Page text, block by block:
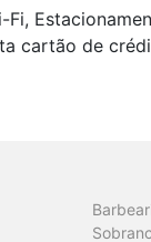
Fi,
cartão de